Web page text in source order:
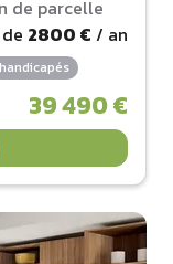
de parcelle
2800 € / an
39 490 €